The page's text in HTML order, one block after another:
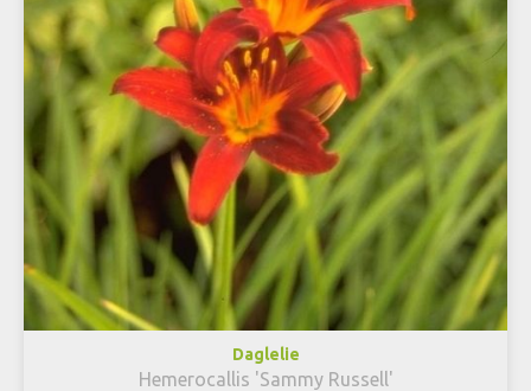
Daglelie
Hemerocallis 'Sammy Russell'